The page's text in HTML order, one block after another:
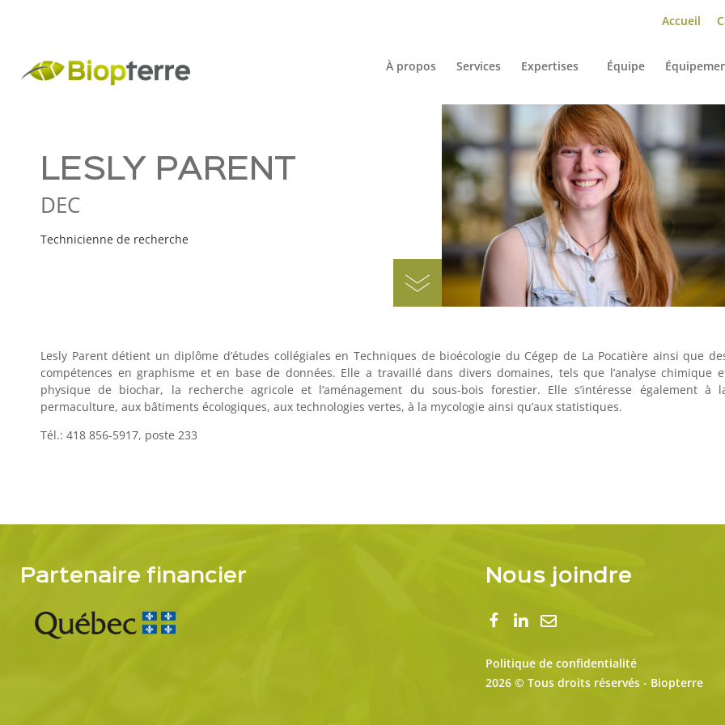
Accueil
À propos Services Expertises Équipe
LESLY PARENT
DEC
Technicienne de recherche
Lesly Parent détient un diplôme d’études collégiales en Techniques de bioécologie du Cégep de La Pocatière ainsi que
compétences en graphisme et en base de données. Elle a travaillé dans divers domaines, tels que l’analyse chimique
physique de biochar, la recherche agricole et l’aménagement du sous-bois forestier. Elle s’intéresse également à
permaculture, aux bâtiments écologiques, aux technologies vertes, à la mycologie ainsi qu’aux statistiques.
Tél.: 418 856-5917, poste 233
Partenaire financier Nous joindre
Politique de confidentialité
2026 © Tous droits réservés - Biopterre